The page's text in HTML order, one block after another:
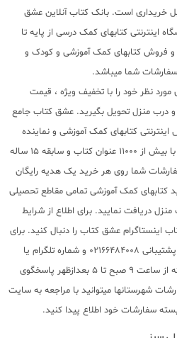
خریداری است. بانک کتاب آنلاین عشق
اینترنتی کتابهای کمک درسی از پایه تا
در امر توزیع و فروش کتابهای کمک آموزشی و کودک و
سفارشات شما میباشد.
مورد نظر خود را با تخفیف ویژه ، قیمت
درب منزل تحویل بگیرید. عشق کتاب جامع
کتابهای کمک آموزشی و نماینده
مستقیم ناشران معتبر کمک آموزشی با بیش از 11000 عنوان کتاب و سابقه 15 ساله
شما روی هر خرید یک هدیه رایگان
کتابهای کمک آموزشی تمامی مقاطع تحصیلی
دریافت نمایید. برای اطلاع از شرایط
اینستاگرام عشق کتاب را دنبال کنید. برای
پیگیری سفارشات تهران شماره تلفن پشتیبانی 02166484008 و شماره تلگرام یا
واتس اپ 09203472622 می باشد که از ساعت 9 صبح تا 5 بعدازظهر پاسخگوی
شهرستانها میتوانید با مراجعه به سایت
سفارشات خود اطلاع پیدا کنید.